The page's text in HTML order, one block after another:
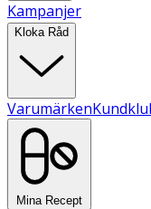
Kampanjer
Kloka Råd
Varumärken
Mina Recept